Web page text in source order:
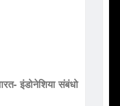
इंडोनेशिया संबंधो